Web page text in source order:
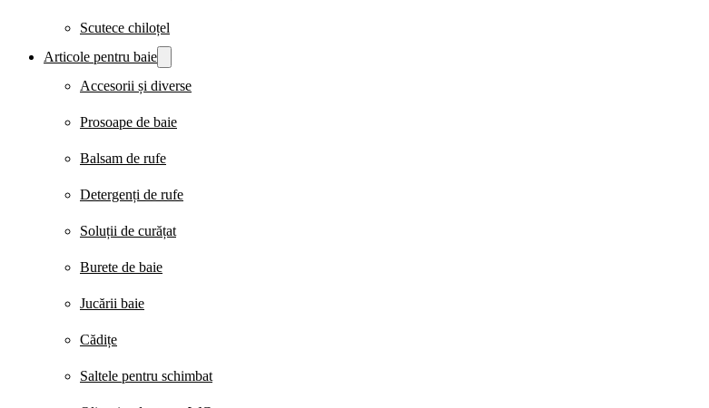
Scutece chiloțel
Articole pentru baie
Accesorii și diverse
Prosoape de baie
Balsam de rufe
Detergenți de rufe
Soluții de curățat
Burete de baie
Jucării baie
Cădițe
Saltele pentru schimbat